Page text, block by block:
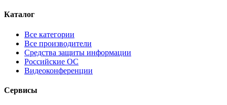
Каталог
Все категории
Все производители
Средства защиты информации
Российские ОС
Видеоконференции
Сервисы